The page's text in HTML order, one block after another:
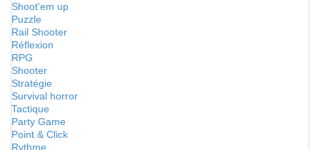
Shoot'em up
Puzzle
Rail Shooter
Réflexion
RPG
Shooter
Stratégie
Survival horror
Tactique
Party Game
Point & Click
Rythme